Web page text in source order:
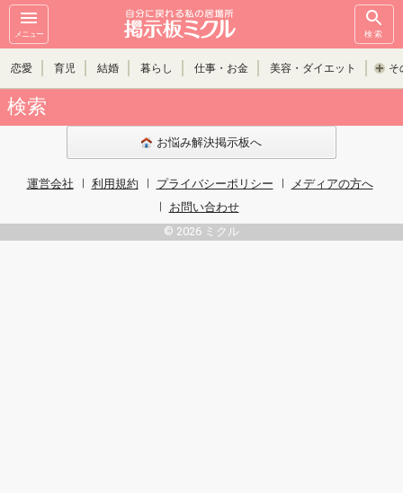
メニュー 検索
恋愛 育児 結婚 暮らし 仕事・お金 美容・ダイエット そ
検索
お悩み解決掲示板へ
運営会社 利用規約 プライバシーポリシー
メディアの方へ
お問い合わせ
© 2026 ミクル